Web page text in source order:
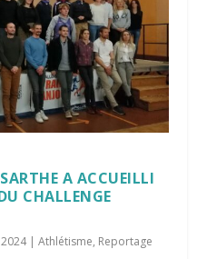
A ACCUEILLI
CHALLENGE
|Athlétisme, Reportage